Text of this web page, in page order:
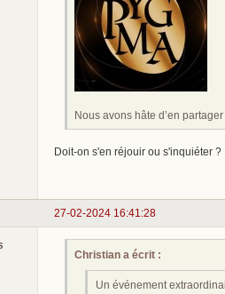
Nous avons hâte d’en
Doit-on s'en réjouir ou s'inquiéter ?
27-02-2024 16:41:28
Christian a écrit :
Un événement